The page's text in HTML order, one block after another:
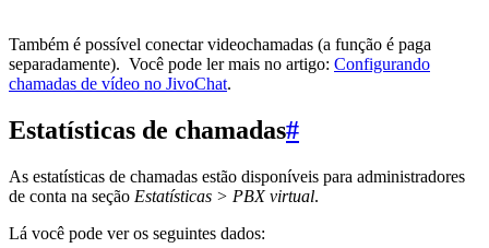
Também é possível conectar videochamadas (a função é paga
separadamente). Você pode ler mais no artigo: Configurando
chamadas de vídeo no JivoChat.
Estatísticas de chamadas#
As estatísticas de chamadas estão disponíveis para administradores
de conta na seção Estatísticas > PBX virtual.
Lá você pode ver os seguintes dados: